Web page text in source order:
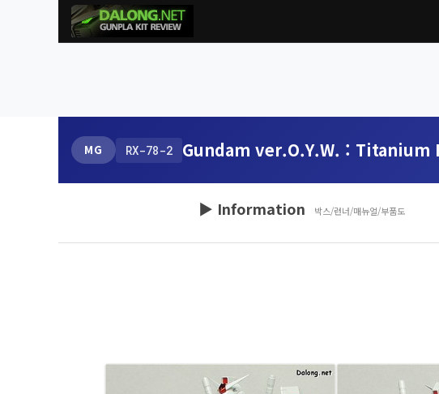
MG RX-78-2 Gundam ver.O.Y.W. : Titanium
▶ Information 박스/런너/매뉴얼/부품도